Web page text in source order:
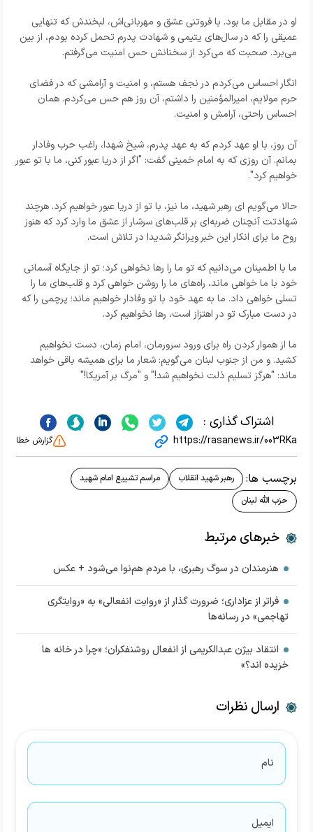
او در مقابل ما بود. با فروتنی عشق و مهربانی‌اش، لبخندش که تنهایی
عمیقی را که در سال‌های یتیمی و شهادت پدرم تحمل کرده بودم، از بین
می‌برد. صحبت که می‌کرد از سخنانش حس امنیت می‌گرفتم.
انگار احساس می‌کردم در نجف هستم، و امنیت و آرامشی که در فضای
حرم مولایم، امیرالمؤمنین را داشتم، آن روز هم حس می‌کردم. همان
احساس راحتی، آرامش و امنیت.
آن روز، با او عهد کردم که به عهد پدرم، شیخ شهدا، راغب حرب وفادار
بمانم. آن روزی که به امام خمینی گفت: "اگر از دریا عبور کنی، ما با تو عبور
خواهیم کرد".
حالا می‌گویم ای رهبر شهید، ما نیز، با تو از دریا عبور خواهیم کرد. هرچند
شهادتت آنچنان ضربه‌ای بر قلب‌های سرشار از عشق ما وارد کرد که هنوز
روح ما برای انکار این خبر ویرانگر شدیدا در تلاش است.
ما با اطمینان می‌دانیم که تو ما را رها نخواهی کرد؛ تو از جایگاه آسمانی
خود با ما خواهی ماند، راه‌های ما را روشن خواهی کرد و قلب‌های ما را
تسلی خواهی داد. ما به عهد خود با تو وفادار خواهیم ماند؛ پرچمی را که
در دست مبارک تو در اهتزاز است، رها نخواهیم کرد.
ما از هموار کردن راه برای ورود سرورمان، امام زمان، دست نخواهیم
کشید. و‌ من از جنوب لبنان می‌گویم: شعار ما برای همیشه باقی خواهد
ماند: "هرگز تسلیم ذلت نخواهیم شد!" و "مرگ بر آمریکا!"
اشتراک گذاری :
https://rasanews.ir/003RKa گزارش خطا
برچسب ها: رهبر شهید انقلاب
مراسم تشییع امام شهید
حزب الله لبنان
خبرهای مرتبط
هنرمندان در سوگ رهبری، با مردم هم‌نوا می‌شود + عکس
فراتر از عزاداری؛ ضرورت گذار از «روایت انفعالی» به «روایتگری
تهاجمی» در رسانه‌ها
انتقاد بیژن عبدالکریمی از انفعال روشنفکران؛ «چرا در خانه ها
خزیده اند؟»
ارسال نظرات